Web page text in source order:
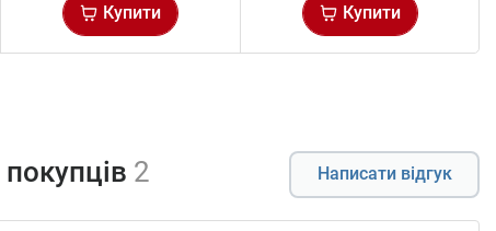
Купити Купити
покупців 2 Написати відгук